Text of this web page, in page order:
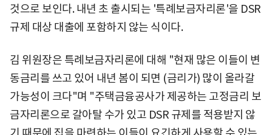
것으로 보인다. 내년 초 출시되는 '특례보금자리론'을 DSR
규제 대상 대출에 포함하지 않는 식이다.
김 위원장은 특례보금자리론에 대해 "현재 많은 이들이 변
동금리를 쓰고 있어 내년 봄이 되면 (금리가) 많이 올라갈
가능성이 크다"며 "주택금융공사가 제공하는 고정금리 보
금자리론으로 갈아탈 수가 있고 DSR 규제를 적용받지 않